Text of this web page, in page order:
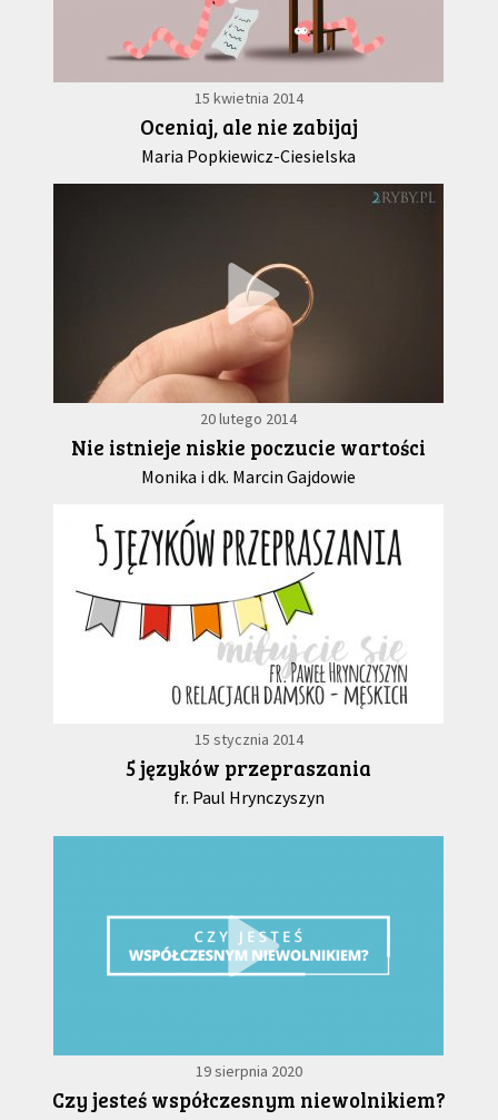
15 kwietnia 2014
Oceniaj, ale nie zabijaj
Maria Popkiewicz-Ciesielska
20 lutego 2014
Nie istnieje niskie poczucie wartości
Monika i dk. Marcin Gajdowie
15 stycznia 2014
5 języków przepraszania
fr. Paul Hrynczyszyn
19 sierpnia 2020
Czy jesteś współczesnym niewolnikiem?